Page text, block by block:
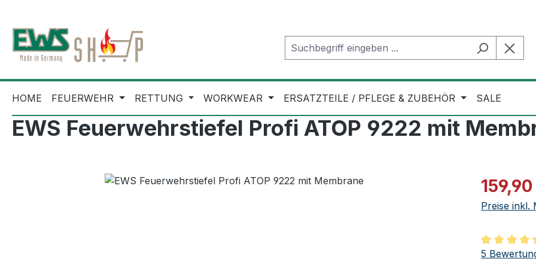
HOME FEUERWEHR RETTUNG WORKWEAR ERSATZTEILE / PFLEGE & ZUBEHÖR SALE
EWS Feuerwehrstiefel Profi ATOP 9222 mit
Preise inkl.
5